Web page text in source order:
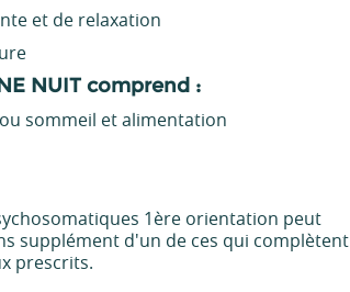
et de relaxation
NUIT comprend :
sommeil et alimentation
1ère orientation peut
supplément d'un de ces qui complètent
prescrits.